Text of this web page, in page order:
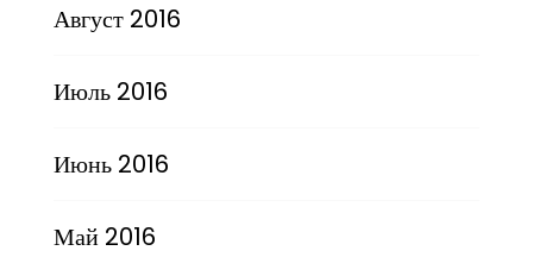
Август 2016
Июль 2016
Июнь 2016
Май 2016